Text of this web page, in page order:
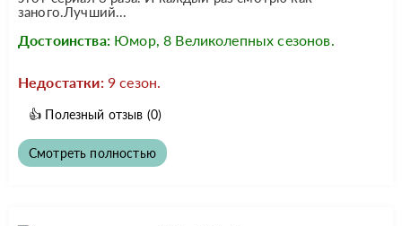
заного.Лучший...
Достоинства: Юмор, 8 Великолепных сезонов.
Недостатки: 9 сезон.
👍 Полезный отзыв (0)
Смотреть полностью